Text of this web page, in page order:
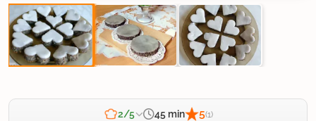
2/5 45 min 5(1)